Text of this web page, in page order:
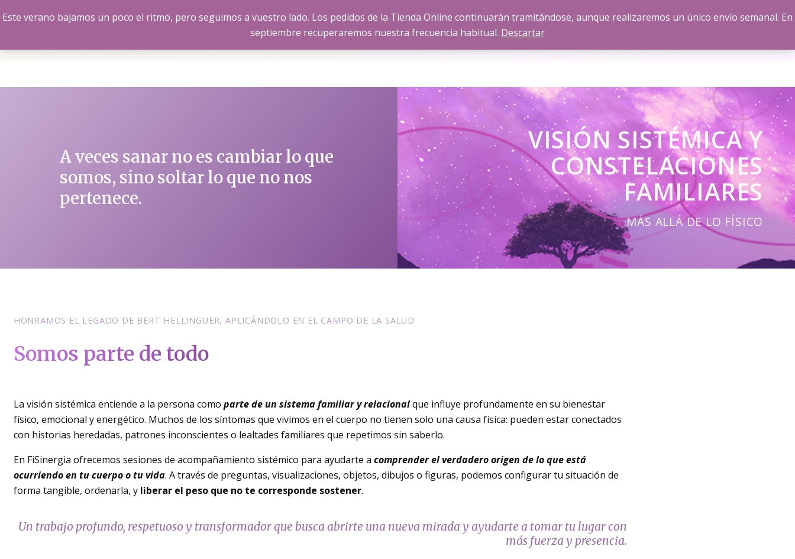
Este verano bajamos un poco el ritmo, pero seguimos a vuestro lado. Los pedidos de la Tienda Online continuarán tramitándose, aunque realizaremos un único envío semanal. En
septiembre recuperaremos nuestra frecuencia habitual. Descartar
al
SOBRE FISINERGIA SERVICIOS TIENDA BLOG CONTACTO Pide tu
A veces sanar no es cambiar lo que
somos, sino soltar lo que no nos
pertenece.
VISIÓN SISTÉMICA Y
CONSTELACIONES
FAMILIARES
MÁS ALLÁ DE LO FÍSICO
HONRAMOS EL LEGADO DE BERT HELLINGUER, APLICÁNDOLO EN EL CAMPO DE LA SALUD
Somos parte de todo
La visión sistémica entiende a la persona como parte de un sistema familiar y relacionalque influye profundamente en su bienestar
físico, emocional y energético. Muchos de los síntomas que vivimos en el cuerpo no tienen solo una causa física: pueden estar conectados
con historias heredadas, patrones inconscientes o lealtades familiares que repetimos sin saberlo.
En FiSinergia ofrecemos sesiones de acompañamiento sistémico para ayudarte a comprender el verdadero origen de lo que está
ocurriendo en tu cuerpo o tu vida. A través de preguntas, visualizaciones, objetos, dibujos o figuras, podemos configurar tu situación de
forma tangible, ordenarla, y liberar el peso que no te corresponde sostener.
Un trabajo profundo, respetuoso y transformador que busca abrirte una nueva mirada y ayudarte a tomar tu lugar con
más fuerza y presencia.